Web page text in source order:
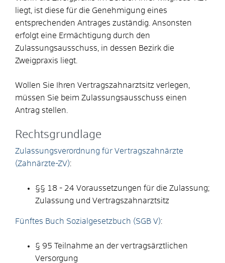
liegt, ist diese für die Genehmigung eines
entsprechenden Antrages zuständig. Ansonsten
erfolgt eine Ermächtigung durch den
Zulassungsausschuss, in dessen Bezirk die
Zweigpraxis liegt.
Wollen Sie Ihren Vertragszahnarztsitz verlegen,
müssen Sie beim Zulassungsausschuss einen
Antrag stellen.
Rechtsgrundlage
Zulassungsverordnung für Vertragszahnärzte
(Zahnärzte-ZV):
§§ 18 - 24 Voraussetzungen für die Zulassung;
Zulassung und Vertragszahnarztsitz
Fünftes Buch Sozialgesetzbuch (SGB V):
§ 95 Teilnahme an der vertragsärztlichen
Versorgung